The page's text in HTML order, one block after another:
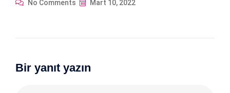
No Comments Mart 10, 2022
Bir yanıt yazın